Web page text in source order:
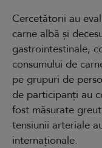
Cercetătorii au
carne albă și
gastrointestinale,
consumului de
pe grupuri de
de participanți au
fost măsurate
tensiunii arteriale
internaționale.